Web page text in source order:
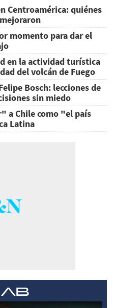
Centroamérica: quiénes
momento para dar el
en la actividad turística
del volcán de Fuego
Bosch: lecciones de
sin miedo
a Chile como "el país
Latina